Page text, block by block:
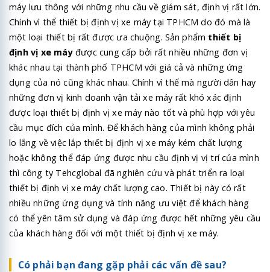
máy lưu thông với những nhu cầu về giám sát, định vị rất lớn.
Chính vì thể thiết bị định vị xe máy tại TPHCM do đó mà là
một loại thiết bị rất được ưa chuộng. Sản phẩm thiết bị
định vị xe máyđược cung cấp bởi rất nhiều những đơn vị
khác nhau tại thành phố TPHCM với giá cả và những ứng
dụng của nó cũng khác nhau. Chính vì thế mà người dân hay
những đơn vị kinh doanh vận tải xe máy rất khó xác định
được loại thiết bị định vị xe máy nào tốt và phù hợp với yêu
cầu mục đích của mình. Để khách hàng của mình không phải
lo lắng về việc lắp thiết bị định vị xe máy kém chất lượng
hoặc không thể đáp ứng được nhu cầu định vị vị trí của mình
thì công ty Tehcglobal đã nghiên cứu và phát triển ra loại
thiết bị định vị xe máy chất lượng cao. Thiết bị này có rất
nhiều những ứng dụng và tính năng ưu việt để khách hàng
có thể yên tâm sử dụng và đáp ứng được hết những yêu cầu
của khách hàng đối với một thiết bị định vị xe máy.
Có phải bạn đang gặp phải các vấn đề sau?